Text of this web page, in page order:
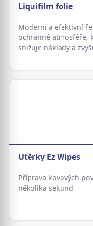
Liquifilm folie
Moderní a efektivní
ochranné atmosféře,
snižuje náklady a
Utěrky Ez Wipes
Příprava kovových
několika sekund